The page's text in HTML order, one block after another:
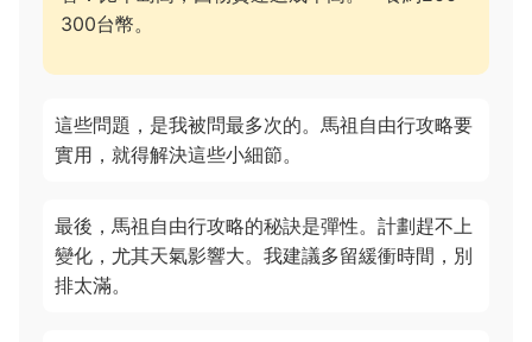
300台幣。
這些問題，是我被問最多次的。馬祖自由行攻略要
實用，就得解決這些小細節。
最後，馬祖自由行攻略的秘訣是彈性。計劃趕不上
變化，尤其天氣影響大。我建議多留緩衝時間，別
排太滿。